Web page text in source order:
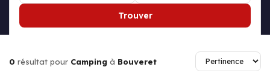
Trouver
0 résultat pour Camping à Bouveret